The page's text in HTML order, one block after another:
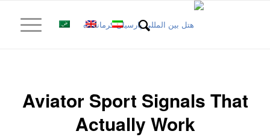
Aviator Sport Signals That
Actually Work